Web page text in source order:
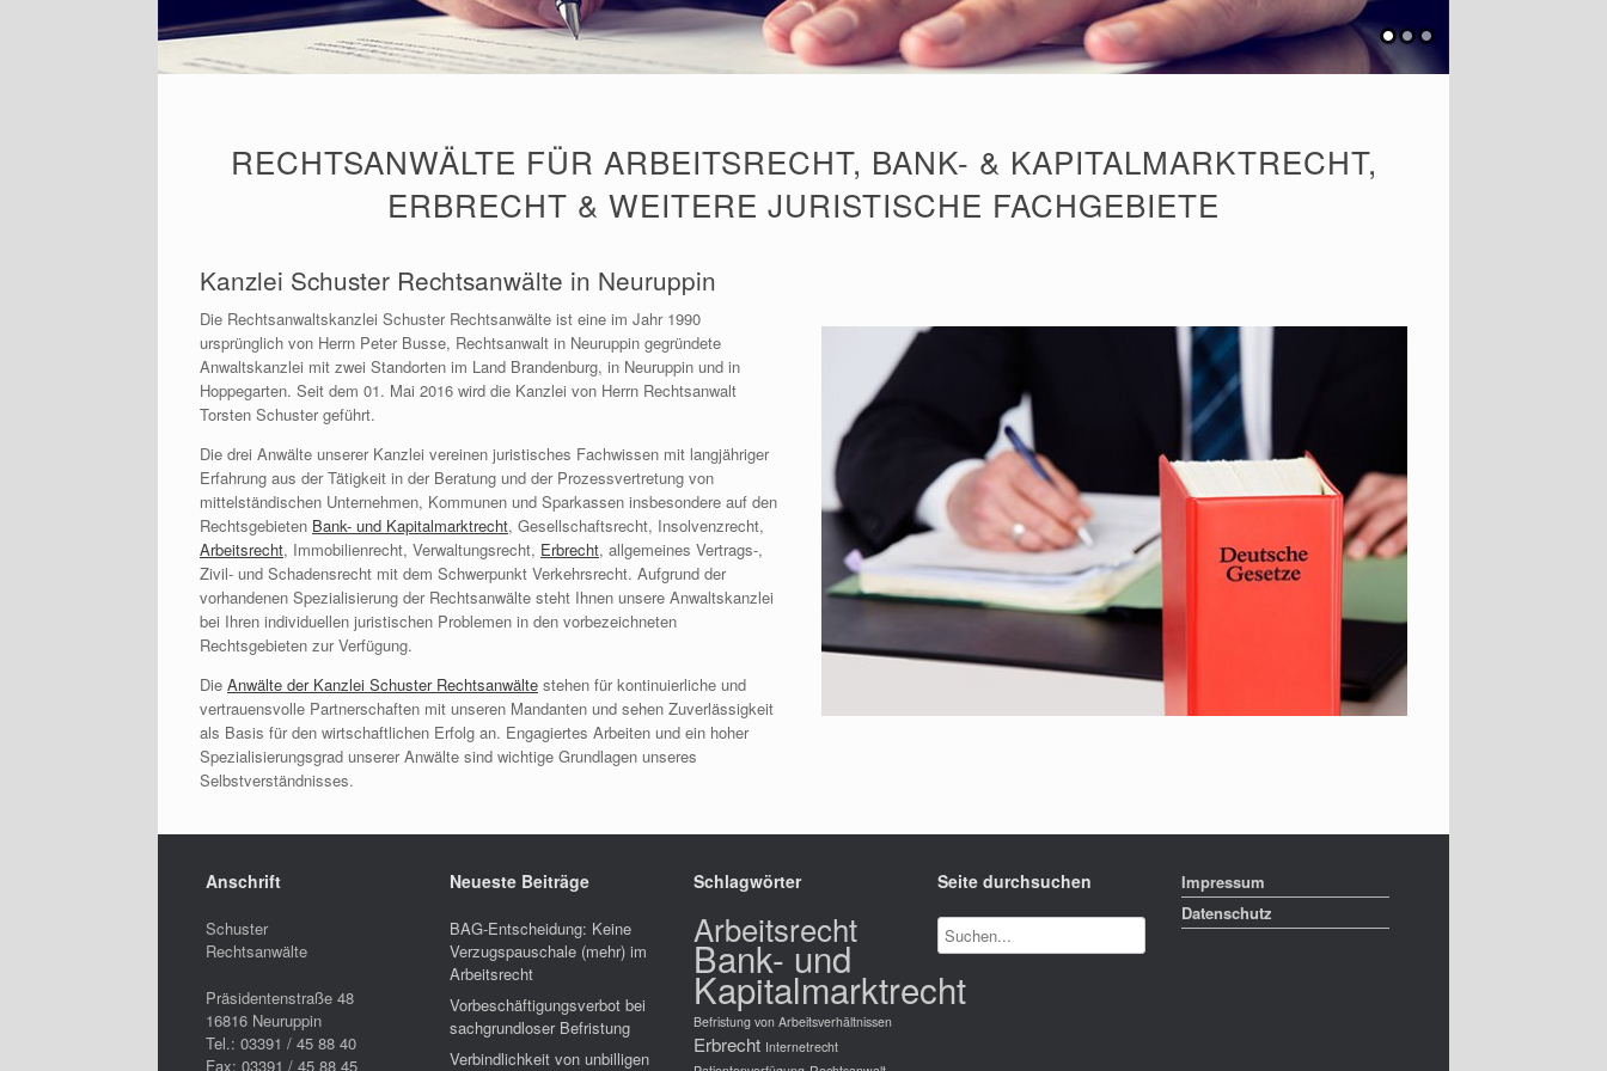
RECHTSANWÄLTE FÜR ARBEITSRECHT, BANK- & KAPITALMARKTRECHT,
ERBRECHT & WEITERE JURISTISCHE FACHGEBIETE
Kanzlei Schuster Rechtsanwälte in Neuruppin
Die Rechtsanwaltskanzlei Schuster Rechtsanwälte ist eine im Jahr 1990
ursprünglich von Herrn Peter Busse, Rechtsanwalt in Neuruppin gegründete
Anwaltskanzlei mit zwei Standorten im Land Brandenburg, in Neuruppin und in
Hoppegarten. Seit dem 01. Mai 2016 wird die Kanzlei von Herrn Rechtsanwalt
Torsten Schuster geführt.
Die drei Anwälte unserer Kanzlei vereinen juristisches Fachwissen mit langjähriger
Erfahrung aus der Tätigkeit in der Beratung und der Prozessvertretung von
mittelständischen Unternehmen, Kommunen und Sparkassen insbesondere auf den
Rechtsgebieten Bank- und Kapitalmarktrecht, Gesellschaftsrecht, Insolvenzrecht,
Arbeitsrecht, Immobilienrecht, Verwaltungsrecht, Erbrecht, allgemeines Vertrags-,
Zivil- und Schadensrecht mit dem Schwerpunkt Verkehrsrecht. Aufgrund der
vorhandenen Spezialisierung der Rechtsanwälte steht Ihnen unsere Anwaltskanzlei
bei Ihren individuellen juristischen Problemen in den vorbezeichneten
Rechtsgebieten zur Verfügung.
Die Anwälte der Kanzlei Schuster Rechtsanwälte stehen für kontinuierliche und
vertrauensvolle Partnerschaften mit unseren Mandanten und sehen Zuverlässigkeit
als Basis für den wirtschaftlichen Erfolg an. Engagiertes Arbeiten und ein hoher
Spezialisierungsgrad unserer Anwälte sind wichtige Grundlagen unseres
Selbstverständnisses.
Anschrift
Schuster
Rechtsanwälte
Präsidentenstraße 48
16816 Neuruppin
Tel.: 03391 / 45 88 40
Fax: 03391 / 45 88 45
Neueste Beiträge
BAG-Entscheidung: Keine
Verzugspauschale (mehr) im
Arbeitsrecht
Vorbeschäftigungsverbot bei
sachgrundloser Befristung
Verbindlichkeit von unbilligen
Schlagwörter
Arbeitsrecht
Bank- und
Kapitalmarktrecht
Befristung von Arbeitsverhältnissen
Erbrecht Internetrecht
Seite durchsuchen
Impressum
Datenschutz